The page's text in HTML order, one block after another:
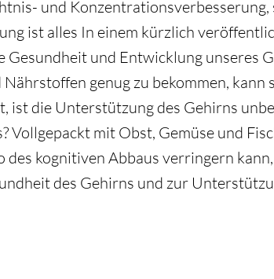
und
ist alles In einem kürzlich
Gesundheit und Entwicklung unseres
genug zu bekommen, kann
ist die Unterstützung des Gehirns
Vollgepackt mit Obst, Gemüse und
des kognitiven Abbaus verringern
des Gehirns und zur